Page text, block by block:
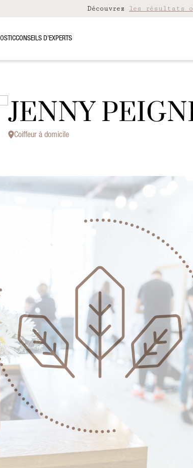
Découvrez les résultats
CONSEILS D’EXPERTS
JENNY
Coiffeur à domicile